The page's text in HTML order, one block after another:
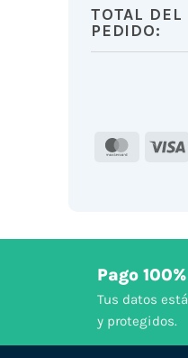
TOTAL DEL
PEDIDO:
Pago
Tus datos
y protegidos.